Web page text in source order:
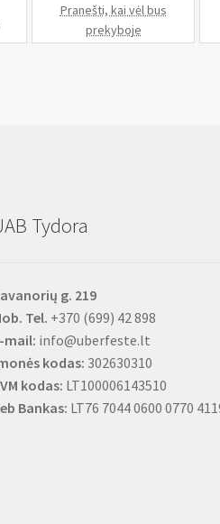
Pranešti, kai vėl bus
prekyboje
Tydora
g. 219
Tel. +370 (699) 42 898
mail: info@uberfeste.lt
kodas: 302630310
kodas: LT100006143510
Bankas: LT76 7044 0600 0770